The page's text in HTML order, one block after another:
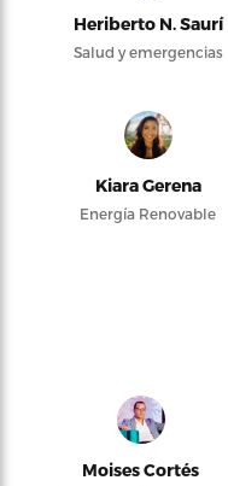
Heriberto N. Saurí
Salud y emergencias
Kiara Gerena
Energía Renovable
Moises Cortés